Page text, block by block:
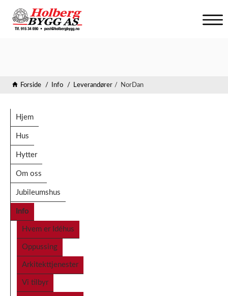
Forside Info Leverandører NorDan
Hjem
Hus
Hytter
Om oss
Jubileumshus
Info
Hvem er Idéhus
Oppussing
Arkitekttjenester
Vi tilbyr